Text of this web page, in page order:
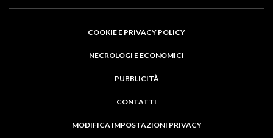
COOKIE E PRIVACY POLICY
NECROLOGI E ECONOMICI
PUBBLICITÀ
CONTATTI
MODIFICA IMPOSTAZIONI PRIVACY